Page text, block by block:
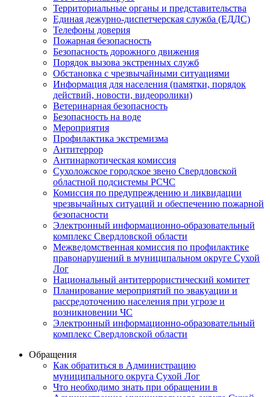
Территориальные органы и представительства
Единая дежурно-диспетчерская служба (ЕДДС)
Телефоны доверия
Пожарная безопасность
Безопасность дорожного движения
Порядок вызова экстренных служб
Обстановка с чрезвычайными ситуациями
Информация для населения (памятки, порядок
действий, новости, видеоролики)
Ветеринарная безопасность
Безопасность на воде
Мероприятия
Профилактика экстремизма
Антитеррор
Антинаркотическая комиссия
Сухоложское городское звено Свердловской
областной подсистемы РСЧС
Комиссия по предупреждению и ликвидации
чрезвычайных ситуаций и обеспечению пожарной
безопасности
Электронный информационно-образовательный
комплекс Cвердловской области
Межведомственная комиссия по профилактике
правонарушений в муниципальном округе Сухой
Лог
Национальный антитеррористический комитет
Планирование мероприятий по эвакуации и
рассредоточению населения при угрозе и
возникновении ЧС
Электронный информационно-образовательный
комплекс Свердловской области
Обращения
Как обратиться в Администрацию
муниципального округа Сухой Лог
Что необходимо знать при обращении в